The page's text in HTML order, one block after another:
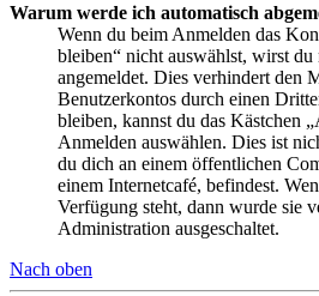
Warum werde ich automatisch
Wenn du beim Anmelden das
bleiben“ nicht auswählst, wirst
angemeldet. Dies verhindert den
Benutzerkontos durch einen
bleiben, kannst du das Kästchen
Anmelden auswählen. Dies ist
du dich an einem öffentlichen
einem Internetcafé, befindest.
Verfügung steht, dann wurde sie
Administration ausgeschaltet.
Nach oben